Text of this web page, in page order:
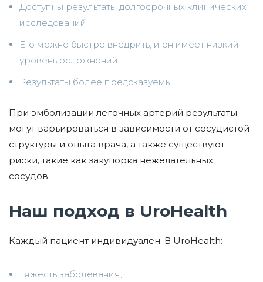
Доступны результаты долгосрочных клинических
исследований.
Его можно быстро внедрить, и он имеет низкий
уровень осложнений.
Результаты более предсказуемы.
При эмболизации легочных артерий результаты
могут варьироваться в зависимости от сосудистой
структуры и опыта врача, а также существуют
риски, такие как закупорка нежелательных
сосудов.
Наш подход в UroHealth
Каждый пациент индивидуален. В UroHealth:
Тяжесть заболевания,